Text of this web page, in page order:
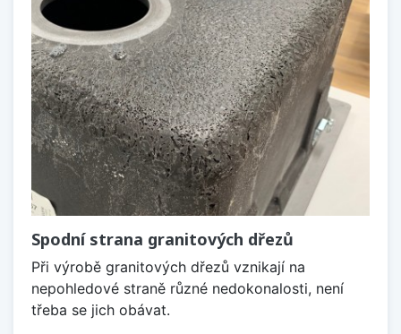
Spodní strana granitových dřezů
Při výrobě granitových dřezů vznikají na
nepohledové straně různé nedokonalosti, není
třeba se jich obávat.